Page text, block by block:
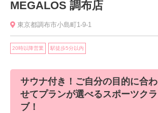
MEGALOS 調布店
東京都調布市小島町1-9-1
20時以降営業 駅徒歩5分以内
サウナ付き！ご自分の目的に合わ
せてプランが選べるスポーツクラ
ブ！